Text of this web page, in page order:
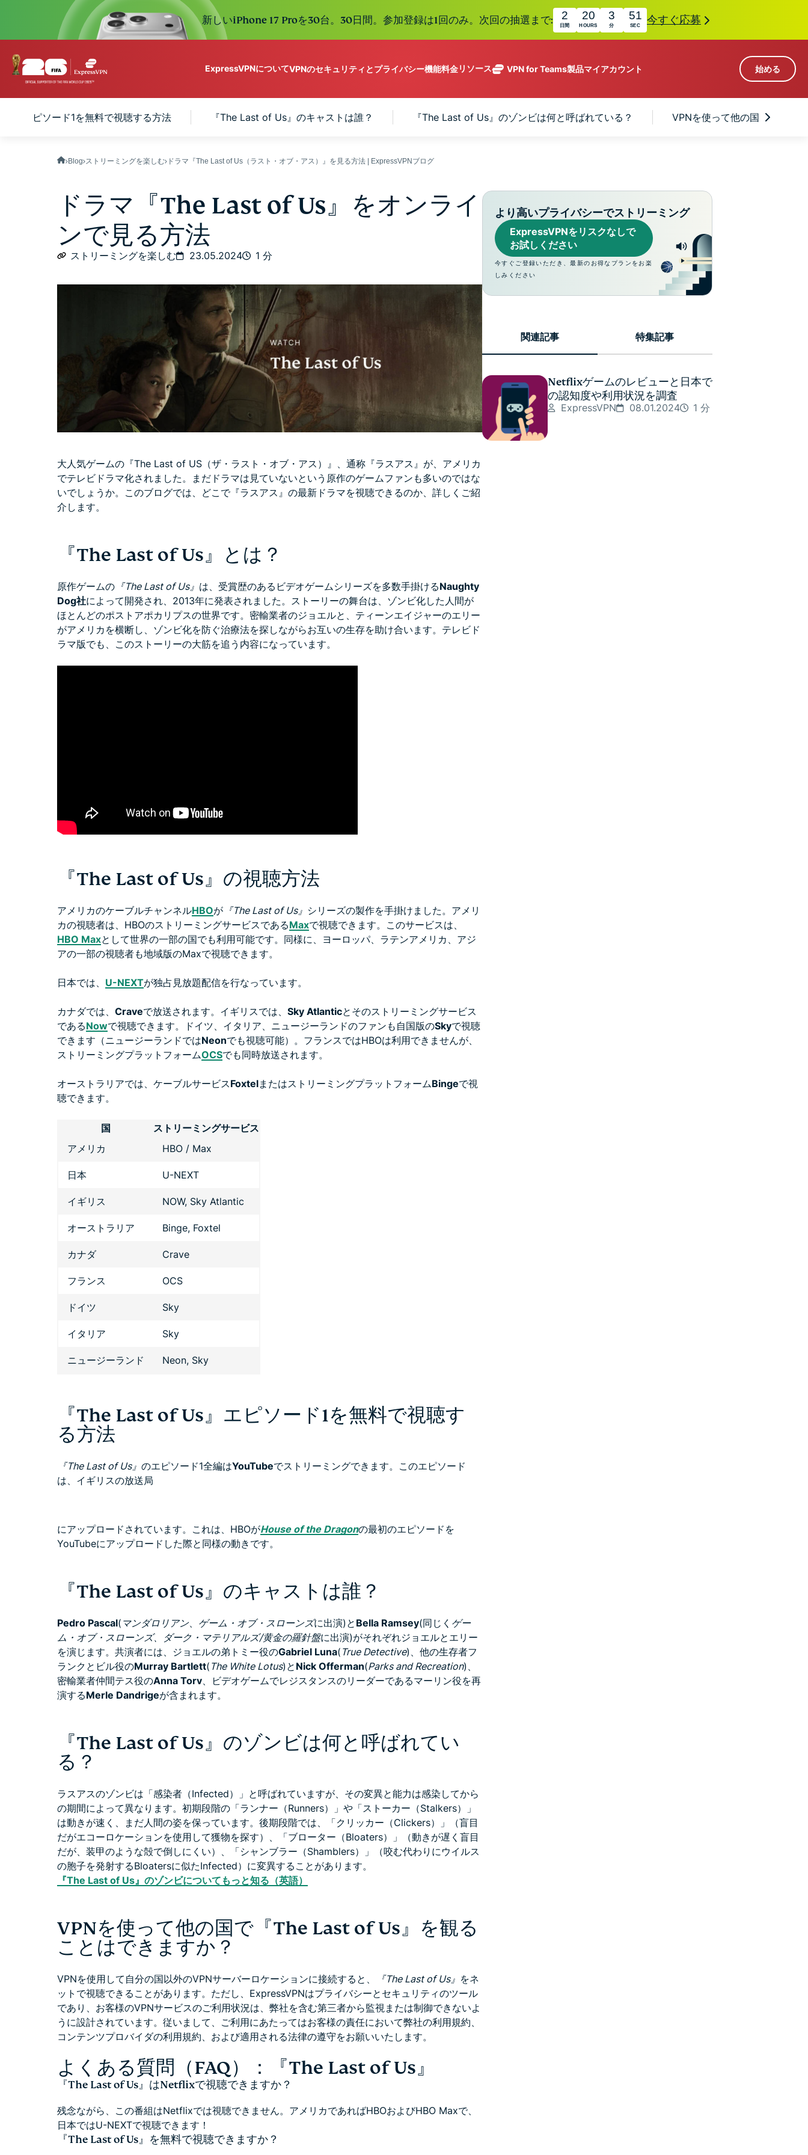
新しいiPhone 17 Proを30台。30日間。参加登録は1回のみ。次回の抽選まで: 2
日間
20
HOURS
3
分
50
SEC 今すぐ応募
ExpressVPNについて
ノーログポリシー]
113か国のサーバー
すべての機能を見る
1つのサブスクリプションで、プライバシーとセキュリティを強化する拡
張中のツール群を利用できます。これらはシームレスに連携し、デジタ
ルライフを向上させます。
すべての製品を見る
VPNのセキュリティとプライバシー機能
Windows 新機能
料金リソース
VPNとは
VPN for Teams製品
VPN protection for growing teams. Easy
業界をリード
する超高速
備えていま
受信トレイと個人情
ビス。
機密コンピュ
現する初のコ
ID保護・監
視・データ削
群。
firewall,
system tools,
and more.
マイアカウント 始める
』エピソード1を無料で視聴する方法 『The Last of Us』のキャストは誰？ 『The Last of Us』のゾンビは何と呼ばれている？ VPNを使って他の国で『The
Blog ストリーミングを楽しむ ドラマ『The Last of Us（ラスト・オブ・アス）』を見る方法 | ExpressVPNブログ
ドラマ『The Last of Us』をオンライ
ンで見る方法
ストリーミングを楽しむ 23.05.2024 1 分
大人気ゲームの『The Last of US（ザ・ラスト・オブ・アス）』、通称『ラスアス』が、アメリカ
でテレビドラマ化されました。まだドラマは見ていないという原作のゲームファンも多いのではな
いでしょうか。このブログでは、どこで『ラスアス』の最新ドラマを視聴できるのか、詳しくご紹
介します。
『The Last of Us』とは？
原作ゲームの 『The Last of Us』 は、受賞歴のあるビデオゲームシリーズを多数手掛けるNaughty
Dog社によって開発され、2013年に発表されました。ストーリーの舞台は、ゾンビ化した人間が
ほとんどのポストアポカリプスの世界です。密輸業者のジョエルと、ティーンエイジャーのエリー
がアメリカを横断し、ゾンビ化を防ぐ治療法を探しながらお互いの生存を助け合います。テレビド
ラマ版でも、このストーリーの大筋を追う内容になっています。
『The Last of Us』の視聴方法
アメリカのケーブルチャンネルHBOが 『The Last of Us』 シリーズの製作を手掛けました。アメリ
カの視聴者は、HBOのストリーミングサービスであるMaxで視聴できます。このサービスは、
HBO Maxとして世界の一部の国でも利用可能です。同様に、ヨーロッパ、ラテンアメリカ、アジ
アの一部の視聴者も地域版のMaxで視聴できます。
日本では、 U-NEXTが独占見放題配信を行なっています。
カナダでは、 Craveで放送されます。イギリスでは、 Sky Atlanticとそのストリーミングサービス
であるNowで視聴できます。ドイツ、イタリア、ニュージーランドのファンも自国版のSkyで視聴
できます（ニュージーランドではNeonでも視聴可能）。フランスではHBOは利用できませんが、
ストリーミングプラットフォームOCSでも同時放送されます。
オーストラリアでは、ケーブルサービスFoxtelまたはストリーミングプラットフォームBingeで視
聴できます。
国
ストリーミングサービス
アメリカ
HBO / Max
日本 U-NEXT
イギリス NOW, Sky Atlantic
オーストラリア Binge, Foxtel
カナダ Crave
フランス OCS
ドイツ Sky
イタリア Sky
ニュージーランド Neon, Sky
『The Last of Us』エピソード1を無料で視聴す
る方法
『The Last of Us』 のエピソード1全編はYouTubeでストリーミングできます。このエピソード
は、イギリスの放送局
にアップロードされています。これは、HBOがHouse of the Dragonの最初のエピソードを
YouTubeにアップロードした際と同様の動きです。
『The Last of Us』のキャストは誰？
Pedro Pascal( マンダロリアン、 ゲーム・オブ・スローンズに出演)と Bella Ramsey(同じく ゲー
ム・オブ・スローンズ、 ダーク・マテリアルズ/黄金の羅針盤に出演)がそれぞれジョエルとエリー
を演じます。共演者には、ジョエルの弟トミー役のGabriel Luna( True Detective)、他の生存者フ
ランクとビル役のMurray Bartlett( The White Lotus)と Nick Offerman(Parks and Recreation)、
密輸業者仲間テス役のAnna Torv 、ビデオゲームでレジスタンスのリーダーであるマーリン役を再
演するMerle Dandrigeが含まれます。
『The Last of Us』のゾンビは何と呼ばれてい
る？
ラスアスのゾンビは「感染者（Infected）」と呼ばれていますが、その変異と能力は感染してから
の期間によって異なります。初期段階の「ランナー（Runners）」や「ストーカー（Stalkers）」
は動きが速く、まだ人間の姿を保っています。後期段階では、「クリッカー（Clickers）」（盲目
だがエコーロケーションを使用して獲物を探す）、「ブローター（Bloaters）」（動きが遅く盲目
だが、装甲のような殻で倒しにくい）、「シャンブラー（Shamblers）」（咬む代わりにウイルス
の胞子を発射するBloatersに似たInfected）に変異することがあります。
『The Last of Us』のゾンビについてもっと知る（英語）
VPNを使って他の国で『The Last of Us』を観る
ことはできますか？
VPNを使用して自分の国以外のVPNサーバーロケーションに接続すると、 『The Last of Us』 をネ
ットで視聴できることがあります。ただし、ExpressVPNはプライバシーとセキュリティのツール
であり、お客様のVPNサービスのご利用状況は、弊社を含む第三者から監視または制御できないよ
うに設計されています。従いまして、ご利用にあたってはお客様の責任において弊社の利用規約、
コンテンツプロバイダの利用規約、および適用される法律の遵守をお願いいたします。
よくある質問（FAQ）：『The Last of Us』
『The Last of Us』はNetflixで視聴できますか？
残念ながら、この番組はNetflixでは視聴できません。アメリカであればHBOおよびHBO Maxで、
日本ではU-NEXTで視聴できます！
『The Last of Us』を無料で視聴できますか？
より高いプライバシーでストリーミング
ExpressVPNをリスクなしで
お試しください
今すぐご登録いただき、最新のお得なプランをお楽
しみください
関連記事 特集記事
Netflixゲームのレビューと日本で
の認知度や利用状況を調査
ExpressVPN 08.01.2024 1 分